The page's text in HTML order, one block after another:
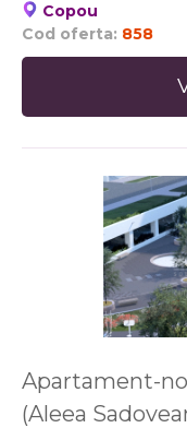
Copou
Cod oferta: 858
Apartament-
(Aleea